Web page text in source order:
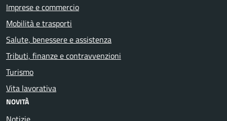
Imprese e commercio
Mobilità e trasporti
Salute, benessere e assistenza
Tributi, finanze e contravvenzioni
Turismo
Vita lavorativa
NOVITÀ